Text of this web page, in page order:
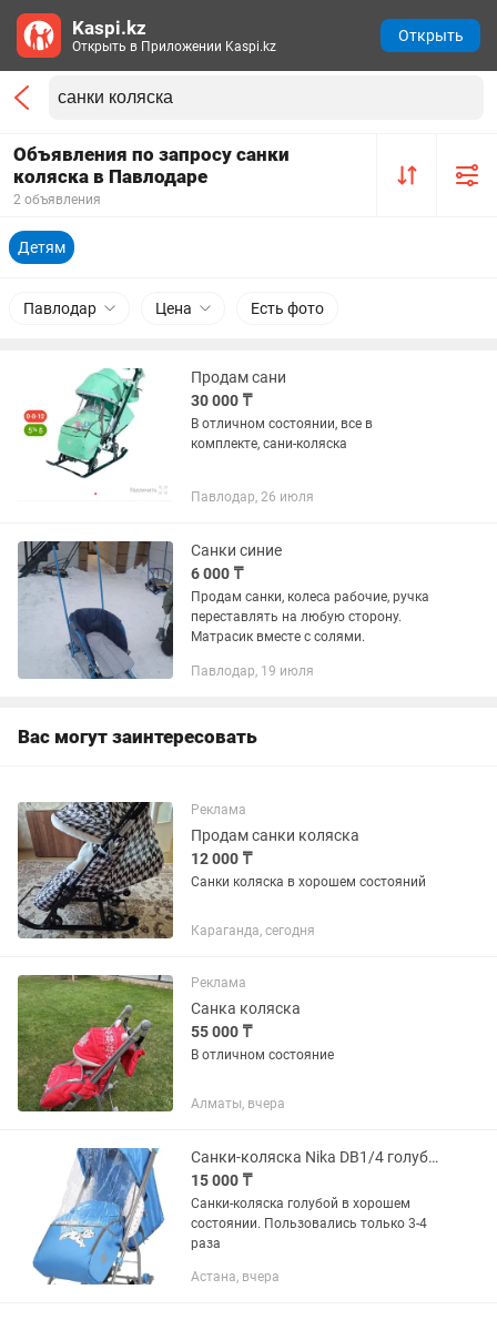
Объявления по запросу санки
коляска в Павлодаре
2 объявления
Детям
Павлодар Цена Есть фото
Продам сани
30 000 ₸
В отличном состоянии, все в
комплекте, сани-коляска
Павлодар, 26 июля
Санки синие
6 000 ₸
Продам санки, колеса рабочие, ручка
переставлять на любую сторону.
Матрасик вместе с солями.
Павлодар, 19 июля
Вас могут заинтересовать
Реклама
Продам санки коляска
12 000 ₸
Санки коляска в хорошем состояний
Караганда, сегодня
Реклама
Санка коляска
55 000 ₸
В отличном состояние
Алматы, вчера
Санки-коляска Nika DB1/4 голубой
15 000 ₸
Санки-коляска голубой в хорошем
состоянии. Пользовались только 3-4
раза
Астана, вчера
Kaspi.kz
Открыть в Приложении Kaspi.kz
Открыть